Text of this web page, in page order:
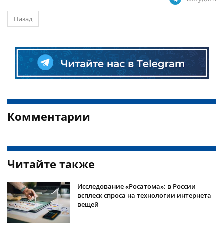
Назад
Комментарии
Читайте также
Исследование «Росатома»: в России
всплеск спроса на технологии интернета
вещей